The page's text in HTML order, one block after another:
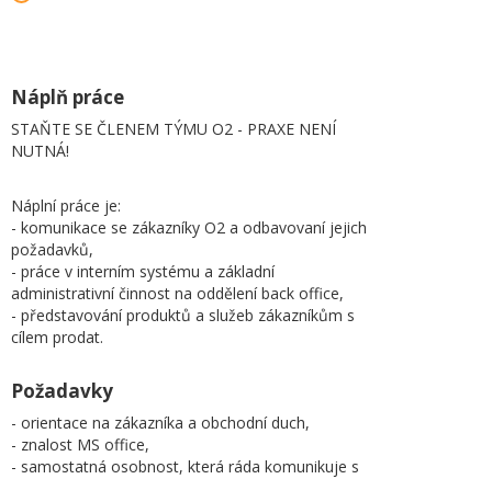
Náplň práce
STAŇTE SE ČLENEM TÝMU O2 - PRAXE NENÍ
NUTNÁ!
Náplní práce je:
- komunikace se zákazníky O2 a odbavovaní jejich
požadavků,
- práce v interním systému a základní
administrativní činnost na oddělení back office,
- představování produktů a služeb zákazníkům s
cílem prodat.
Požadavky
- orientace na zákazníka a obchodní duch,
- znalost MS office,
- samostatná osobnost, která ráda komunikuje s